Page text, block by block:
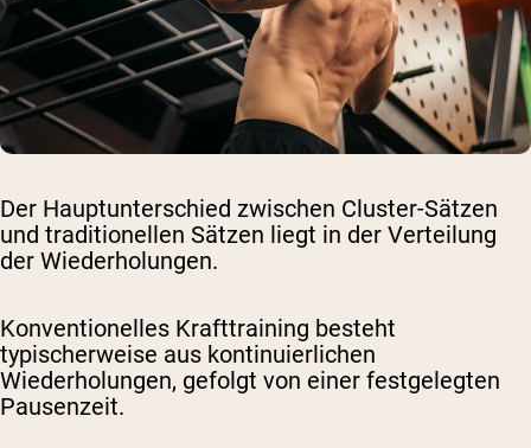
Der Hauptunterschied zwischen Cluster-Sätzen
und traditionellen Sätzen liegt in der Verteilung
der Wiederholungen.
Konventionelles Krafttraining besteht
typischerweise aus kontinuierlichen
Wiederholungen, gefolgt von einer festgelegten
Pausenzeit.